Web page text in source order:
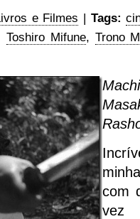
e Filmes | Tags:
Toshiro Mifune, Trono
com
vez